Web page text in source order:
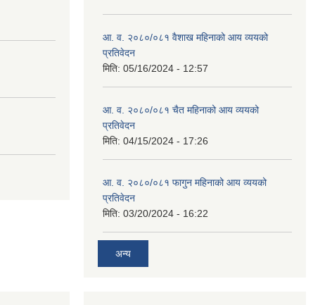
आ. व. २०८०/०८१ वैशाख महिनाको आय व्ययको
प्रतिवेदन
मिति: 05/16/2024 - 12:57
आ. व. २०८०/०८१ चैत महिनाको आय व्ययको
प्रतिवेदन
मिति: 04/15/2024 - 17:26
आ. व. २०८०/०८१ फागुन महिनाको आय व्ययको
प्रतिवेदन
मिति: 03/20/2024 - 16:22
अन्य